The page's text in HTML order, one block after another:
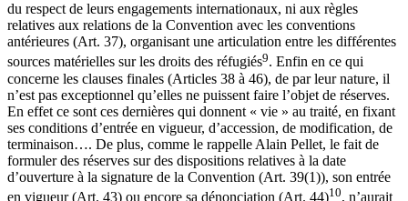
du respect de leurs engagements internationaux, ni aux règles
relatives aux relations de la Convention avec les conventions
antérieures (Art. 37), organisant une articulation entre les différentes
sources matérielles sur les droits des réfugiés9. Enfin en ce qui
concerne les clauses finales (Articles 38 à 46), de par leur nature, il
n’est pas exceptionnel qu’elles ne puissent faire l’objet de réserves.
En effet ce sont ces dernières qui donnent « vie » au traité, en fixant
ses conditions d’entrée en vigueur, d’accession, de modification, de
terminaison…. De plus, comme le rappelle Alain Pellet, le fait de
formuler des réserves sur des dispositions relatives à la date
d’ouverture à la signature de la Convention (Art. 39(1)), son entrée
en vigueur (Art. 43) ou encore sa dénonciation (Art. 44)10, n’aurait